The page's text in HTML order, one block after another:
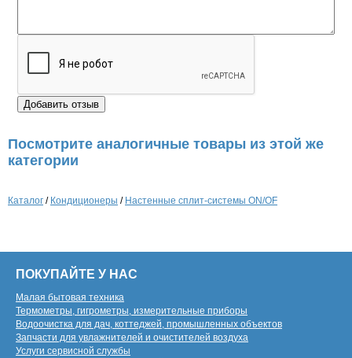
Посмотрите аналогичные товары из этой же
категории
Каталог / Кондиционеры / Настенные сплит-системы ON/OF
ПОКУПАЙТЕ У НАС
Малая бытовая техника
Термометры, гигрометры, измерительные приборы
Водоочистка для дач, коттеджей, промышленных объектов
Запчасти для увлажнителей и очистителей воздуха
Услуги сервисной службы